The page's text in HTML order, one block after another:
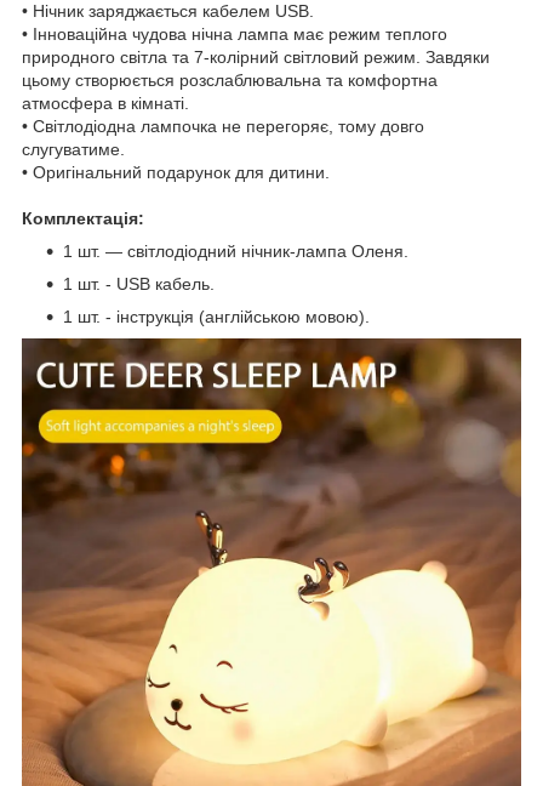
• Нічник заряджається кабелем USB.
• Інноваційна чудова нічна лампа має режим теплого
природного світла та 7-колірний світловий режим. Завдяки
цьому створюється розслаблювальна та комфортна
атмосфера в кімнаті.
• Світлодіодна лампочка не перегоряє, тому довго
слугуватиме.
• Оригінальний подарунок для дитини.
Комплектація:
1 шт. — світлодіодний нічник-лампа Оленя.
1 шт. - USB кабель.
1 шт. - інструкція (англійською мовою).